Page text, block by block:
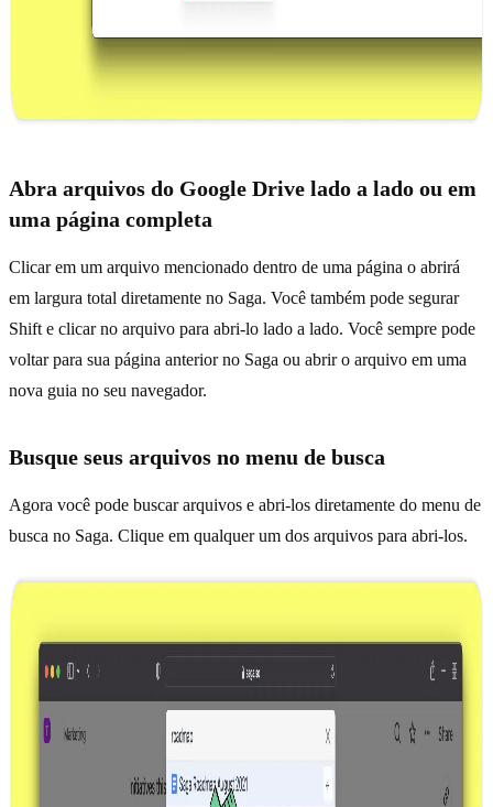
Abra arquivos do Google Drive lado a lado ou em
uma página completa
Clicar em um arquivo mencionado dentro de uma página o abrirá
em largura total diretamente no Saga. Você também pode segurar
Shift e clicar no arquivo para abri-lo lado a lado. Você sempre pode
voltar para sua página anterior no Saga ou abrir o arquivo em uma
nova guia no seu navegador.
Busque seus arquivos no menu de busca
Agora você pode buscar arquivos e abri-los diretamente do menu de
busca no Saga. Clique em qualquer um dos arquivos para abri-los.